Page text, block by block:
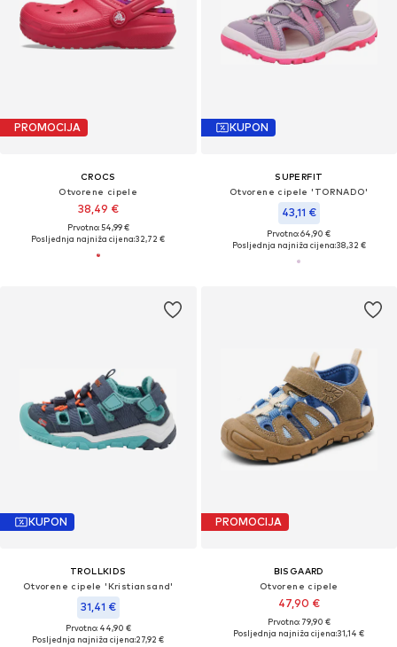
PROMOCIJA
CROCS
Otvorene cipele
38,49 €
Prvotno: 54,99 €
Posljednja najniža cijena:32,72 €
KUPON
SUPERFIT
Otvorene cipele 'TORNADO'
43,11 €
Prvotno: 64,90 €
Posljednja najniža cijena:38,32 €
KUPON
TROLLKIDS
Otvorene cipele 'Kristiansand'
31,41 €
Prvotno: 44,90 €
Posljednja najniža cijena:27,92 €
PROMOCIJA
BISGAARD
Otvorene cipele
47,90 €
Prvotno: 79,90 €
Posljednja najniža cijena:31,14 €